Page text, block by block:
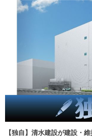
【独自】清水建設が建設・